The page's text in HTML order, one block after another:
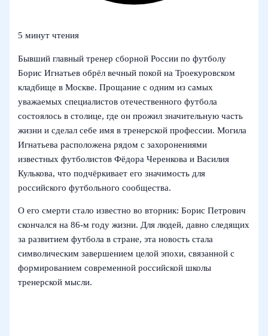
5 минут чтения
Бывший главный тренер сборной России по футболу
Борис Игнатьев обрёл вечный покой на Троекуровском
кладбище в Москве. Прощание с одним из самых
уважаемых специалистов отечественного футбола
состоялось в столице, где он прожил значительную часть
жизни и сделал себе имя в тренерской профессии. Могила
Игнатьева расположена рядом с захоронениями
известных футболистов Фёдора Черенкова и Василия
Кулькова, что подчёркивает его значимость для
российского футбольного сообщества.
О его смерти стало известно во вторник: Борис Петрович
скончался на 86‑м году жизни. Для людей, давно следящих
за развитием футбола в стране, эта новость стала
символическим завершением целой эпохи, связанной с
формированием современной российской школы
тренерской мысли.